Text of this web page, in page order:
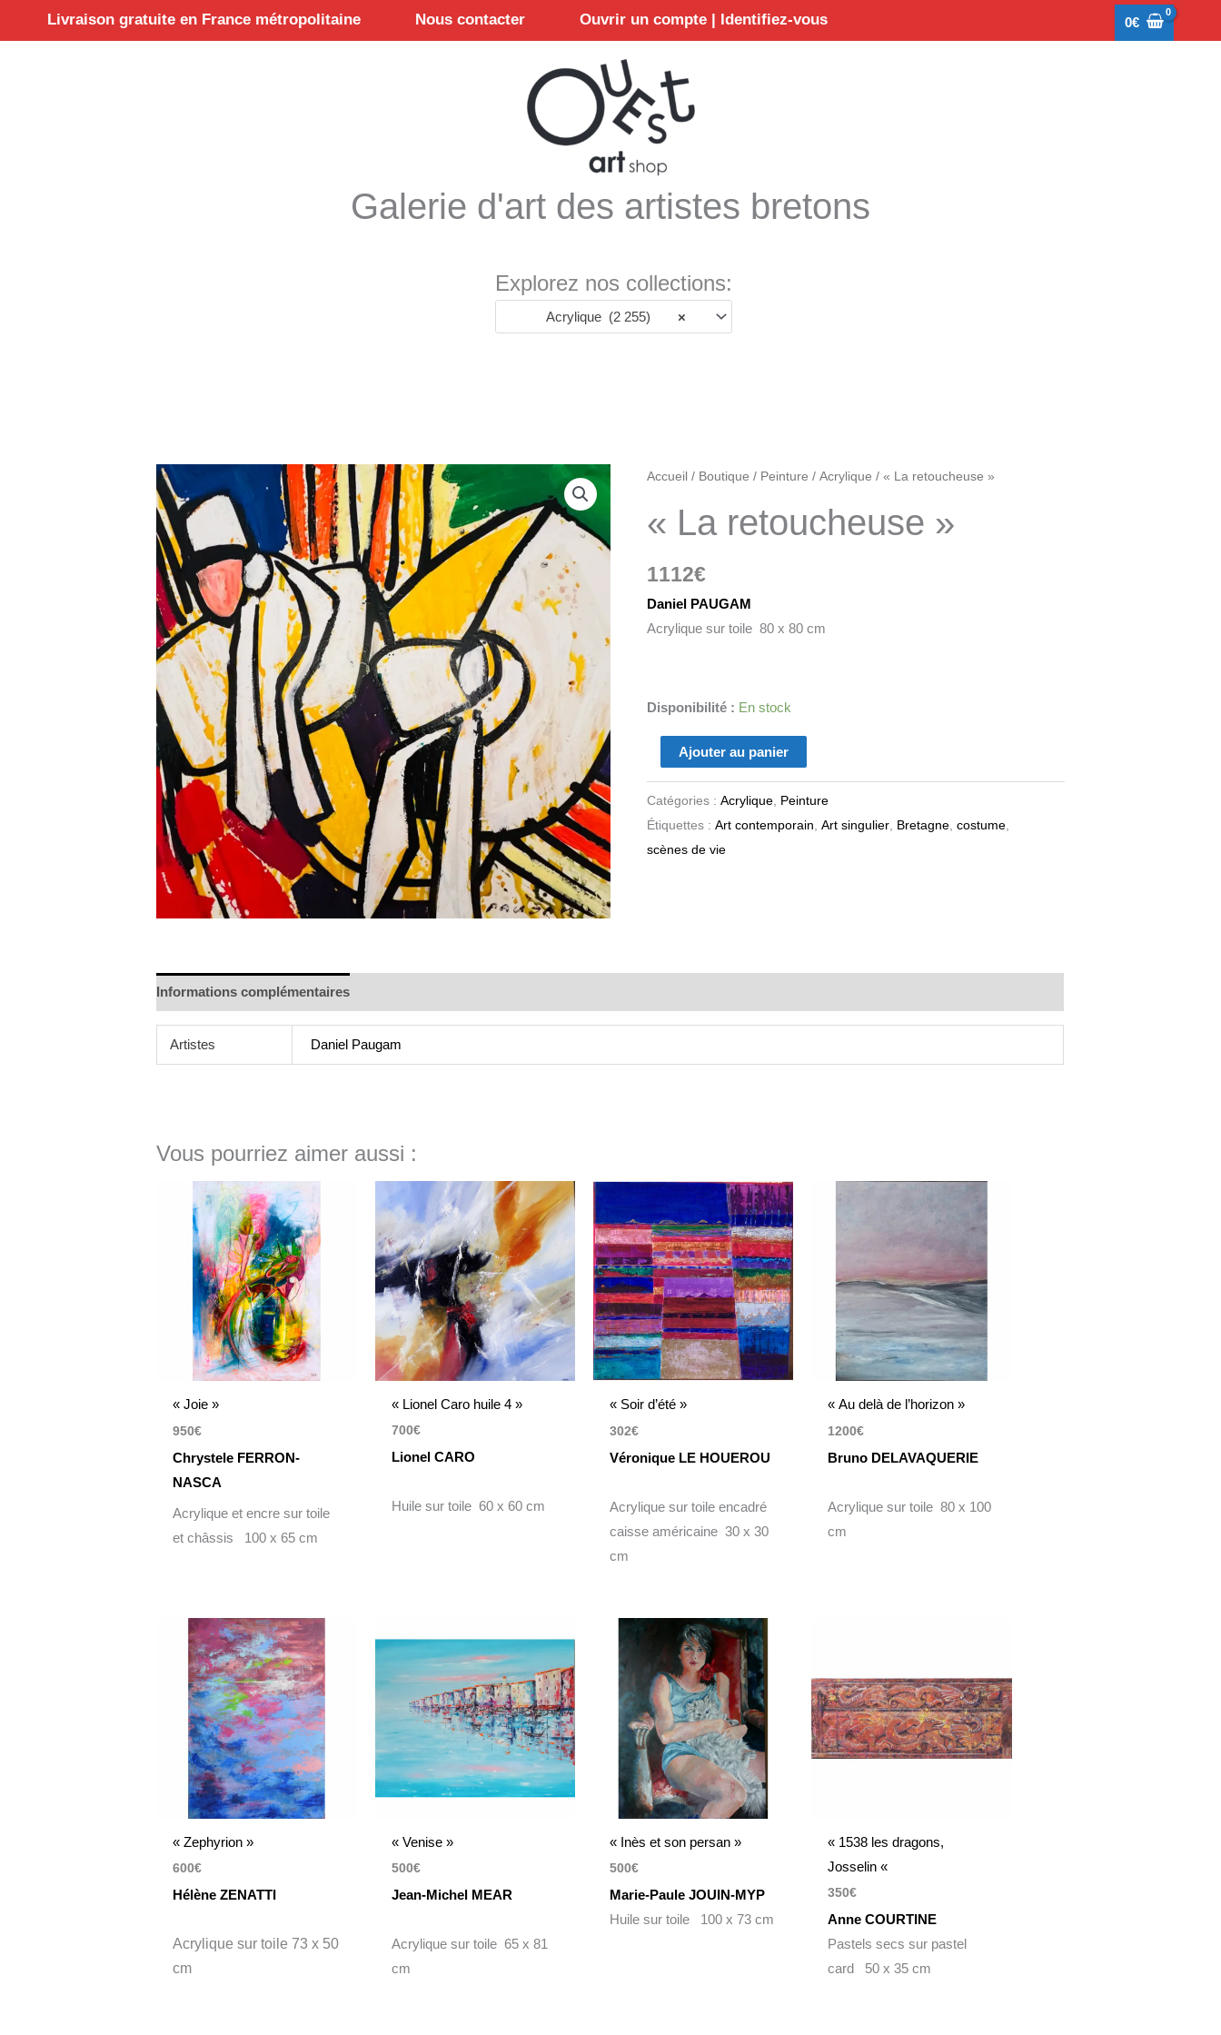
Livraison gratuite en France métropolitaine Nous contacter Ouvrir un compte | Identifiez-vous 0€
Galerie d'art des artistes bretons
Explorez nos collections:
×
Acrylique (2 255)
Accueil / Boutique / Peinture / Acrylique / « La retoucheuse »
« La retoucheuse »
1112€
Daniel PAUGAM
Acrylique sur toile 80 x 80 cm
Disponibilité : En stock
quantité
"La
Ajouter au panier
Catégories : Acrylique, Peinture
Étiquettes : Art contemporain, Art singulier, Bretagne, costume,
scènes de vie
Informations complémentaires
Artistes Daniel Paugam
Vous pourriez aimer aussi :
« Joie »
950€
Chrystele FERRON-
NASCA
Acrylique et encre sur toile
et châssis 100 x 65 cm
« Lionel Caro huile 4 »
700€
Lionel CARO
Huile sur toile 60 x 60 cm
« Soir d’été »
302€
Véronique LE HOUEROU
Acrylique sur toile encadré
caisse américaine 30 x 30
cm
« Au delà de l’horizon »
1200€
Bruno DELAVAQUERIE
Acrylique sur toile 80 x 100
cm
« Zephyrion »
600€
Hélène ZENATTI
Acrylique sur toile 73 x 50
cm
« Venise »
500€
Jean-Michel MEAR
Acrylique sur toile 65 x 81
cm
« Inès et son persan »
500€
Marie-Paule JOUIN-MYP
Huile sur toile 100 x 73 cm
« 1538 les dragons,
Josselin «
350€
Anne COURTINE
Pastels secs sur pastel
card 50 x 35 cm